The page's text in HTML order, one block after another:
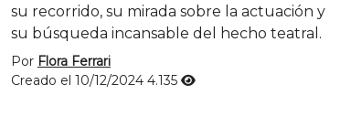
su recorrido, su mirada sobre la actuación y
su búsqueda incansable del hecho teatral.
Por Flora Ferrari
Creado el 10/12/2024 4.135